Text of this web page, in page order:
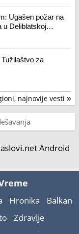
Ugašen požar na
u Deliblatskoj
za
najnovije vesti »
Android
Hronika
Balkan
Zdravlje